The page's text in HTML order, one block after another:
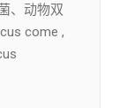
、动物双
come ,